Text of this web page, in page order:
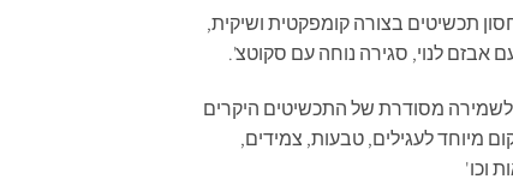
תכשיטים בצורה קומפקטית ושיקית,
אבזם לנוי, סגירה נוחה עם סקוטצ'.
מסודרת של התכשיטים היקרים
מיוחד לעגילים, טבעות, צמידים,
וכו'